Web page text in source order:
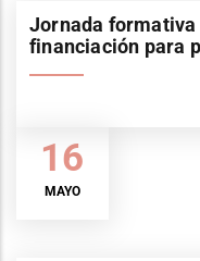
16
MAYO
Jornada formativa
financiación para